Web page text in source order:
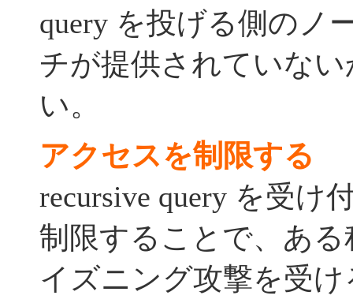
query を投げる側のノ
チが提供されていな
い。
アクセスを制限する
recursive query を受け
制限することで、あ
イズニング攻撃を受